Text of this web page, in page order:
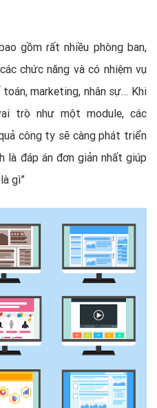
gồm rất nhiều phòng ban,
chức năng và có nhiệm vụ
toán, marketing, nhân sự… Khi
trò như một module, các
công ty sẽ càng phát triển
là đáp án đơn giản nhất giúp
gì”